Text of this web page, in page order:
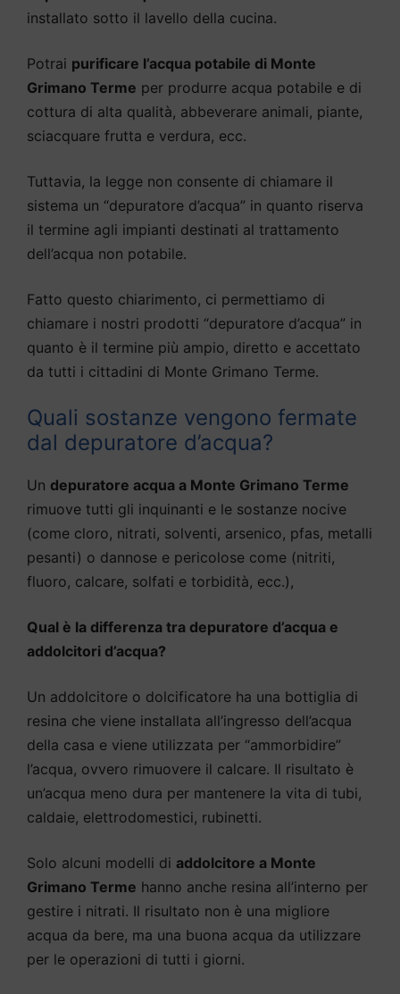
installato sotto il lavello della cucina.
Potrai purificare l’acqua potabile di Monte
Grimano Terme per produrre acqua potabile e di
cottura di alta qualità, abbeverare animali, piante,
sciacquare frutta e verdura, ecc.
Tuttavia, la legge non consente di chiamare il
sistema un “depuratore d’acqua” in quanto riserva
il termine agli impianti destinati al trattamento
dell’acqua non potabile.
Fatto questo chiarimento, ci permettiamo di
chiamare i nostri prodotti “depuratore d’acqua” in
quanto è il termine più ampio, diretto e accettato
da tutti i cittadini di Monte Grimano Terme.
Quali sostanze vengono fermate
dal depuratore d’acqua?
Un depuratore acqua a Monte Grimano Terme
rimuove tutti gli inquinanti e le sostanze nocive
(come cloro, nitrati, solventi, arsenico, pfas, metalli
pesanti) o dannose e pericolose come (nitriti,
fluoro, calcare, solfati e torbidità, ecc.),
Qual è la differenza tra depuratore d’acqua e
addolcitori d’acqua?
Un addolcitore o dolcificatore ha una bottiglia di
resina che viene installata all’ingresso dell’acqua
della casa e viene utilizzata per “ammorbidire”
l’acqua, ovvero rimuovere il calcare. Il risultato è
un’acqua meno dura per mantenere la vita di tubi,
caldaie, elettrodomestici, rubinetti.
Solo alcuni modelli di addolcitore a Monte
Grimano Terme hanno anche resina all’interno per
gestire i nitrati. Il risultato non è una migliore
acqua da bere, ma una buona acqua da utilizzare
per le operazioni di tutti i giorni.